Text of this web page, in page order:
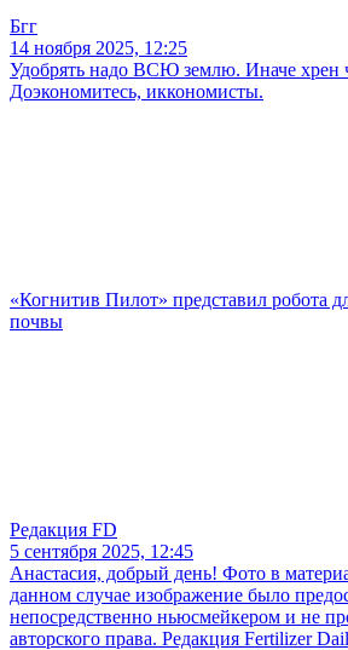
Бгг
14 ноября 2025, 12:25
Удобрять надо ВСЮ землю. Иначе хрен
Доэкономитесь, иккономисты.
«Когнитив Пилот» представил робота
почвы
Редакция FD
5 сентября 2025, 12:45
Анастасия, добрый день! Фото в
данном случае изображение было
непосредственно ньюсмейкером и не
авторского права. Редакция Fertilizer